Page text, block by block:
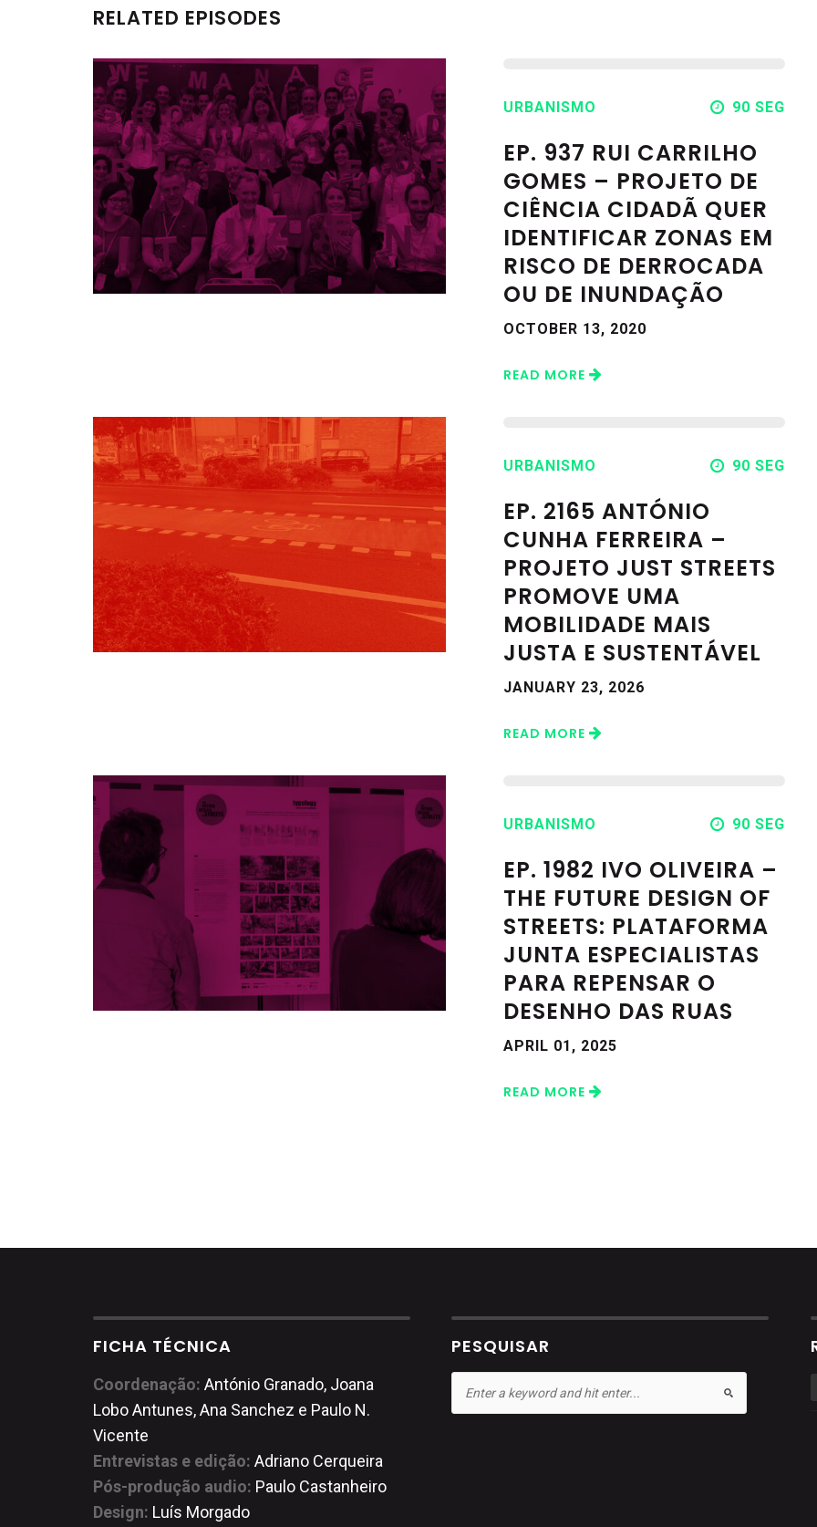
RELATED EPISODES
URBANISMO 90 SEG
EP. 937 RUI CARRILHO
GOMES – PROJETO DE
CIÊNCIA CIDADÃ QUER
IDENTIFICAR ZONAS EM
RISCO DE DERROCADA
OU DE INUNDAÇÃO
OCTOBER 13, 2020
READ MORE
URBANISMO 90 SEG
EP. 2165 ANTÓNIO
CUNHA FERREIRA –
PROJETO JUST STREETS
PROMOVE UMA
MOBILIDADE MAIS
JUSTA E SUSTENTÁVEL
JANUARY 23, 2026
READ MORE
URBANISMO 90 SEG
EP. 1982 IVO OLIVEIRA –
THE FUTURE DESIGN OF
STREETS: PLATAFORMA
JUNTA ESPECIALISTAS
PARA REPENSAR O
DESENHO DAS RUAS
APRIL 01, 2025
READ MORE
FICHA TÉCNICA
Coordenação: António Granado, Joana
Lobo Antunes, Ana Sanchez e Paulo N.
Vicente
Entrevistas e edição: Adriano Cerqueira
Pós-produção audio: Paulo Castanheiro
Design: Luís Morgado
PESQUISAR